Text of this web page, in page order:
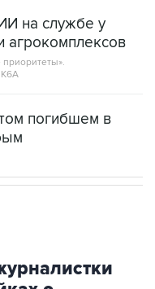
погибшем в
о